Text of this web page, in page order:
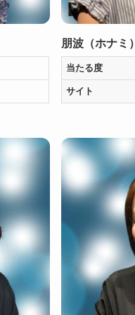
朋波（ホナミ）
当たる度
サイト